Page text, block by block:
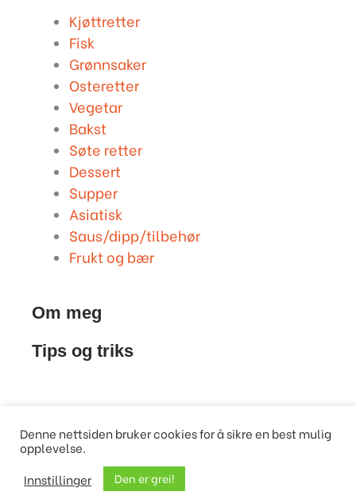
Denne nettsiden bruker cookies for å sikre en best mulig
opplevelse.
Innstillinger
Den er grei!
Kjøttretter
Fisk
Grønnsaker
Osteretter
Vegetar
Bakst
Søte retter
Dessert
Supper
Asiatisk
Saus/dipp/tilbehør
Frukt og bær
Om meg
Tips og triks